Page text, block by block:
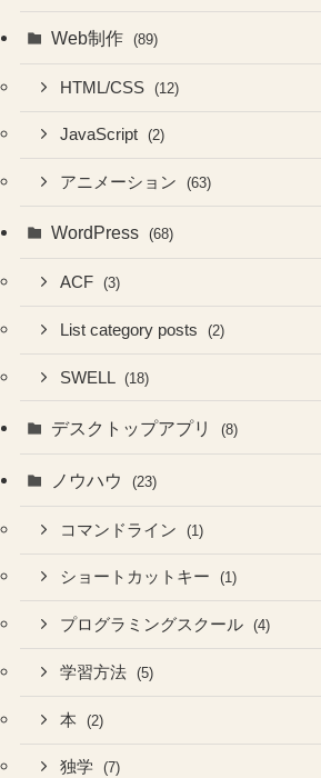
Web制作 (89)
HTML/CSS (12)
JavaScript (2)
アニメーション (63)
WordPress (68)
ACF (3)
List category posts (2)
SWELL (18)
デスクトップアプリ (8)
ノウハウ (23)
コマンドライン (1)
ショートカットキー (1)
プログラミングスクール (4)
学習方法 (5)
本 (2)
独学 (7)